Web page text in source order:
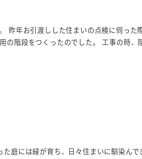
昨年お引渡しした住まいの点検に伺った
の階段をつくったのでした。 工事の時、
庭には緑が育ち、日々住まいに馴染んで